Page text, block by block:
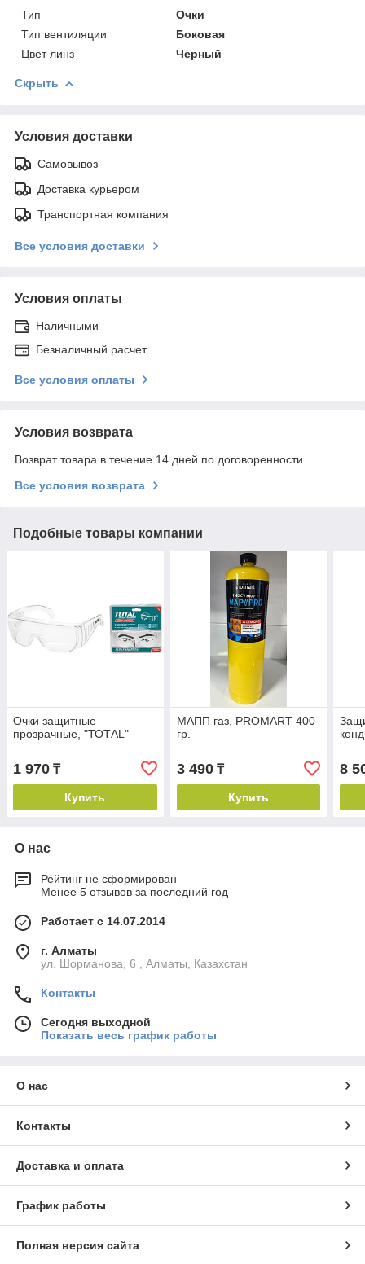
Тип
Очки
Тип вентиляции
Боковая
Цвет линз
Черный
Скрыть
Условия доставки
Самовывоз
Доставка курьером
Транспортная компания
Все условия доставки
Условия оплаты
Наличными
Безналичный расчет
Все условия оплаты
Условия возврата
Возврат товара в течение 14 дней по договоренности
Все условия возврата
Подобные товары компании
Очки защитные
прозрачные, "ТОТАL"
1 970 ₸
Купить
МАПП газ, PROMART 400
гр.
3 490₸
Купить
8
О нас
Рейтинг не сформирован
Менее 5 отзывов за последний год
Работает с 14.07.2014
г. Алматы
ул. Шорманова, 6 , Алматы, Казахстан
Контакты
Сегодня выходной
Показать весь график работы
О нас
Контакты
Доставка и оплата
График работы
Полная версия сайта